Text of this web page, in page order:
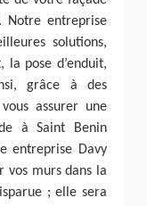
Notre entreprise
solutions,
pose d’enduit,
grâce à des
assurer une
à Saint Benin
entreprise Davy
vos murs dans la
; elle sera